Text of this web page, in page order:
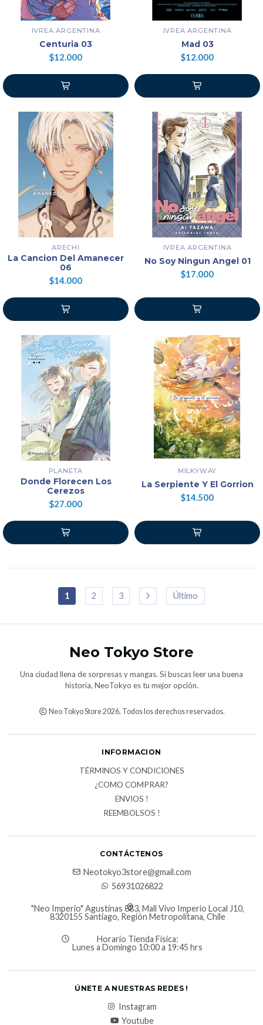
IVREA ARGENTINA
Centuria 03
$12.000
IVREA ARGENTINA
Mad 03
$12.000
ARECHI
La Cancion Del Amanecer
06
$14.000
IVREA ARGENTINA
No Soy Ningun Angel 01
$17.000
PLANETA
Donde Florecen Los
Cerezos
$27.000
MILKYWAY
La Serpiente Y El Gorrion
$14.500
1 2 3 Último
Neo Tokyo Store
Una ciudad llena de sorpresas y mangas. Si buscas leer una buena
historia, NeoTokyo es tu mejor opción.
Neo Tokyo Store 2026. Todos los derechos reservados.
INFORMACION
TÉRMINOS Y CONDICIONES
¿COMO COMPRAR?
ENVIOS !
REEMBOLSOS !
CONTÁCTENOS
Neotokyo3store@gmail.com
56931026822
"Neo Imperio" Agustinas 883, Mall Vivo Imperio Local J10,
8320155 Santiago, Región Metropolitana, Chile
Horario Tienda Física:
Lunes a Domingo 10:00 a 19:45 hrs
ÚNETE A NUESTRAS REDES !
Instagram
Youtube